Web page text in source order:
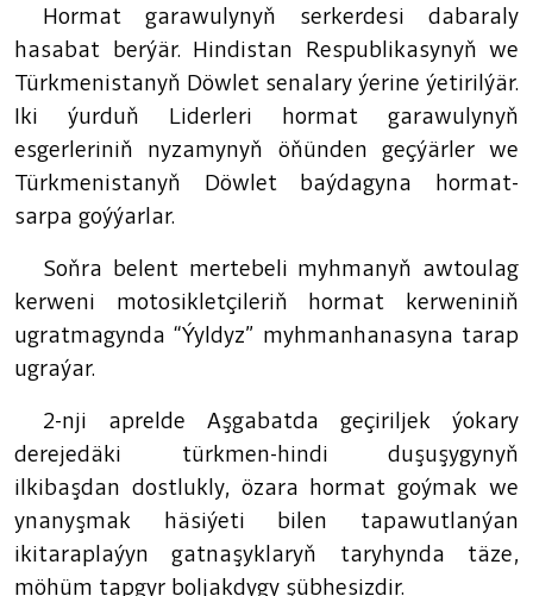
Hormat garawulynyň serkerdesi dabaraly
hasabat berýär. Hindistan Respublikasynyň we
Türkmenistanyň Döwlet senalary ýerine ýetirilýär.
Iki ýurduň Liderleri hormat garawulynyň
esgerleriniň nyzamynyň öňünden geçýärler we
Türkmenistanyň Döwlet baýdagyna hormat-
sarpa goýýarlar.
Soňra belent mertebeli myhmanyň awtoulag
kerweni motosikletçileriň hormat kerweniniň
ugratmagynda “Ýyldyz” myhmanhanasyna tarap
ugraýar.
2-nji aprelde Aşgabatda geçiriljek ýokary
derejedäki türkmen-hindi duşuşygynyň
ilkibaşdan dostlukly, özara hormat goýmak we
ynanyşmak häsiýeti bilen tapawutlanýan
ikitaraplaýyn gatnaşyklaryň taryhynda täze,
möhüm tapgyr boljakdygy şübhesizdir.